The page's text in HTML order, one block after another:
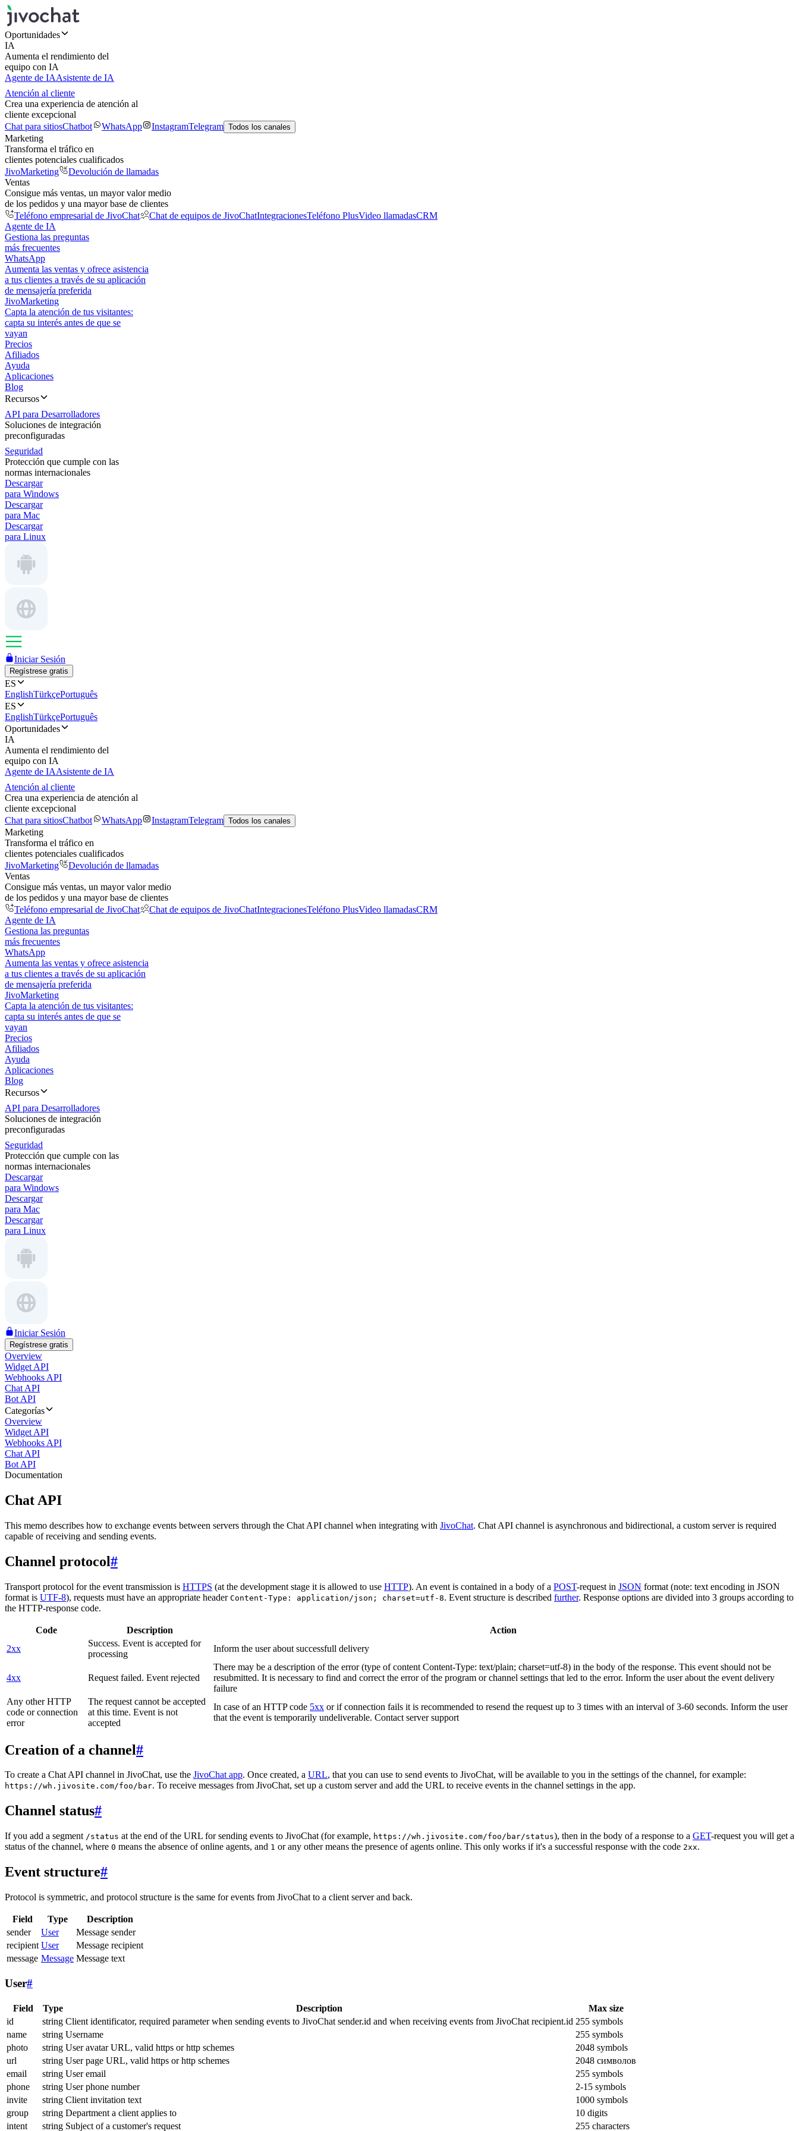
Oportunidades
IA
Aumenta el rendimiento del
equipo con IA
Agente de IAAsistente de IA
Atención al cliente
Crea una experiencia de atención al
cliente excepcional
Chat para sitiosChatbot WhatsApp InstagramTelegram Todos los canales
Marketing
Transforma el tráfico en
clientes potenciales cualificados
JivoMarketing
Devolución de llamadas
Ventas
Consigue más ventas, un mayor valor medio
de los pedidos y una mayor base de clientes
Teléfono empresarial de JivoChat
Chat de equipos de JivoChatIntegracionesTeléfono PlusVideo llamadasCRM
Agente de IA
Gestiona las preguntas
más frecuentes
WhatsApp
Aumenta las ventas y ofrece asistencia
a tus clientes a través de su aplicación
de mensajería preferida
JivoMarketing
Capta la atención de tus visitantes:
capta su interés antes de que se
vayan
Precios
Afiliados
Ayuda
Aplicaciones
Blog
Recursos
API para Desarrolladores
Soluciones de integración
preconfiguradas
Seguridad
Protección que cumple con las
normas internacionales
Descargar
para Windows
Descargar
para Mac
Descargar
para Linux
Iniciar Sesión
Regístrese gratis
ES
EnglishTürkçePortuguês
ES
EnglishTürkçePortuguês
Oportunidades
IA
Aumenta el rendimiento del
equipo con IA
Agente de IAAsistente de IA
Atención al cliente
Crea una experiencia de atención al
cliente excepcional
Chat para sitiosChatbot WhatsApp InstagramTelegram Todos los canales
Marketing
Transforma el tráfico en
clientes potenciales cualificados
JivoMarketing
Devolución de llamadas
Ventas
Consigue más ventas, un mayor valor medio
de los pedidos y una mayor base de clientes
Teléfono empresarial de JivoChat
Chat de equipos de JivoChatIntegracionesTeléfono PlusVideo llamadasCRM
Agente de IA
Gestiona las preguntas
más frecuentes
WhatsApp
Aumenta las ventas y ofrece asistencia
a tus clientes a través de su aplicación
de mensajería preferida
JivoMarketing
Capta la atención de tus visitantes:
capta su interés antes de que se
vayan
Precios
Afiliados
Ayuda
Aplicaciones
Blog
Recursos
API para Desarrolladores
Soluciones de integración
preconfiguradas
Seguridad
Protección que cumple con las
normas internacionales
Descargar
para Windows
Descargar
para Mac
Descargar
para Linux
Iniciar Sesión
Regístrese gratis
Overview
Widget API
Webhooks API
Chat API
Bot API
Categorías
Overview
Widget API
Webhooks API
Chat API
Bot API
Documentation
Chat API
This memo describes how to exchange events between servers through the Chat API channel when integrating with JivoChat. Chat API channel is asynchronous and bidirectional, a custom server is required
capable of receiving and sending events.
Channel protocol#
Transport protocol for the event transmission is HTTPS (at the development stage it is allowed to use HTTP). An event is contained in a body of a POST-request in JSON format (note: text encoding in JSON
format is UTF-8), requests must have an appropriate header Content-Type: application/json; charset=utf-8. Event structure is described further. Response options are divided into 3 groups according to
the HTTP-response code.
Code Description
Action
2xx
Success. Event is accepted for
processing
Inform the user about successfull delivery
4xx Request failed. Event rejected
There may be a description of the error (type of content Content-Type: text/plain; charset=utf-8) in the body of the response. This event should not be
resubmitted. It is necessary to find and correct the error of the program or channel settings that led to the error. Inform the user about the event delivery
failure
Any other HTTP
code or connection
error
The request cannot be accepted
at this time. Event is not
accepted
In case of an HTTP code 5xx or if connection fails it is recommended to resend the request up to 3 times with an interval of 3-60 seconds. Inform the user
that the event is temporarily undeliverable. Contact server support
Creation of a channel#
To create a Chat API channel in JivoChat, use the JivoChat app. Once created, a URL, that you can use to send events to JivoChat, will be available to you in the settings of the channel, for example:
https://wh.jivosite.com/foo/bar. To receive messages from JivoChat, set up a custom server and add the URL to receive events in the channel settings in the app.
Channel status#
If you add a segment /status at the end of the URL for sending events to JivoChat (for example, https://wh.jivosite.com/foo/bar/status), then in the body of a response to a GET-request you will get a
status of the channel, where 0 means the absence of online agents, and 1 or any other means the presence of agents online. This only works if it's a successful response with the code 2xx.
Event structure#
Protocol is symmetric, and protocol structure is the same for events from JivoChat to a client server and back.
Field Type
Description
sender
User
Message sender
recipient User
Message recipient
message Message Message text
User#
Field Type Description
Max size
id
string Client identificator, required parameter when sending events to JivoChat sender.id and when receiving events from JivoChat recipient.id 255 symbols
name
string Username
255 symbols
photo
string User avatar URL, valid https or http schemes
2048 symbols
url
string User page URL, valid https or http schemes
2048 символов
email
string User email
255 symbols
phone
string User phone number
2-15 symbols
invite
string Client invitation text
1000 symbols
group
string Department a client applies to
10 digits
intent
string Subject of a customer's request 255 characters